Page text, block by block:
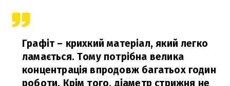
Графіт – крихкий матеріал, який легко
ламається. Тому потрібна велика
концентрація впродовж багатьох годин
роботи. Крім того, діаметр стрижня не